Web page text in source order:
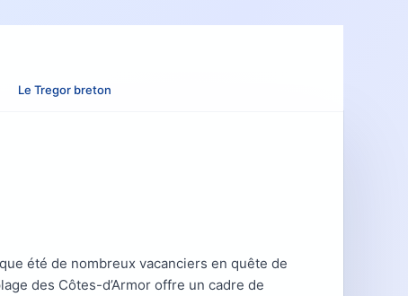
Le Tregor breton
été de nombreux vacanciers en quête de
des Côtes-d’Armor offre un cadre de